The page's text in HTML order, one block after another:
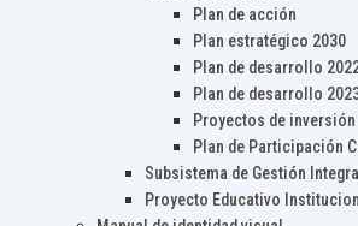
Plan de acción
Plan estratégico 2030
Plan de desarrollo
Plan de desarrollo
Proyectos de inversión
Plan de Participación
Subsistema de Gestión Integral
Proyecto Educativo